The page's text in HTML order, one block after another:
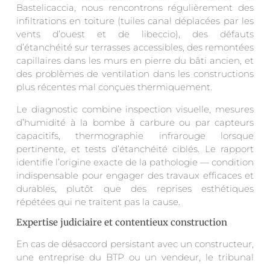
Bastelicaccia, nous rencontrons régulièrement des
infiltrations en toiture (tuiles canal déplacées par les
vents d’ouest et de libeccio), des défauts
d’étanchéité sur terrasses accessibles, des remontées
capillaires dans les murs en pierre du bâti ancien, et
des problèmes de ventilation dans les constructions
plus récentes mal conçues thermiquement.
Le diagnostic combine inspection visuelle, mesures
d’humidité à la bombe à carbure ou par capteurs
capacitifs, thermographie infrarouge lorsque
pertinente, et tests d’étanchéité ciblés. Le rapport
identifie l’origine exacte de la pathologie — condition
indispensable pour engager des travaux efficaces et
durables, plutôt que des reprises esthétiques
répétées qui ne traitent pas la cause.
Expertise judiciaire et contentieux construction
En cas de désaccord persistant avec un constructeur,
une entreprise du BTP ou un vendeur, le tribunal